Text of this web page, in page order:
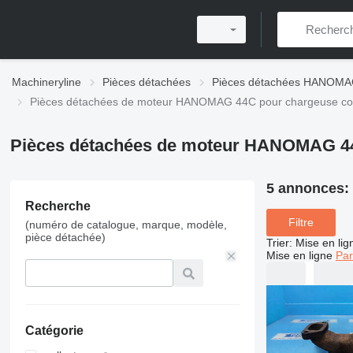
Machineryline Pièces détachées Pièces détachées
Pièces détachées de moteur HANOMAG 44C pour chargeuse
Pièces détachées de moteur HANOMAG
Recherche
(numéro de catalogue, marque, modèle,
pièce détachée)
Catégorie
5 annonces:
Filtre
Trier: Mise en
Mise en ligne